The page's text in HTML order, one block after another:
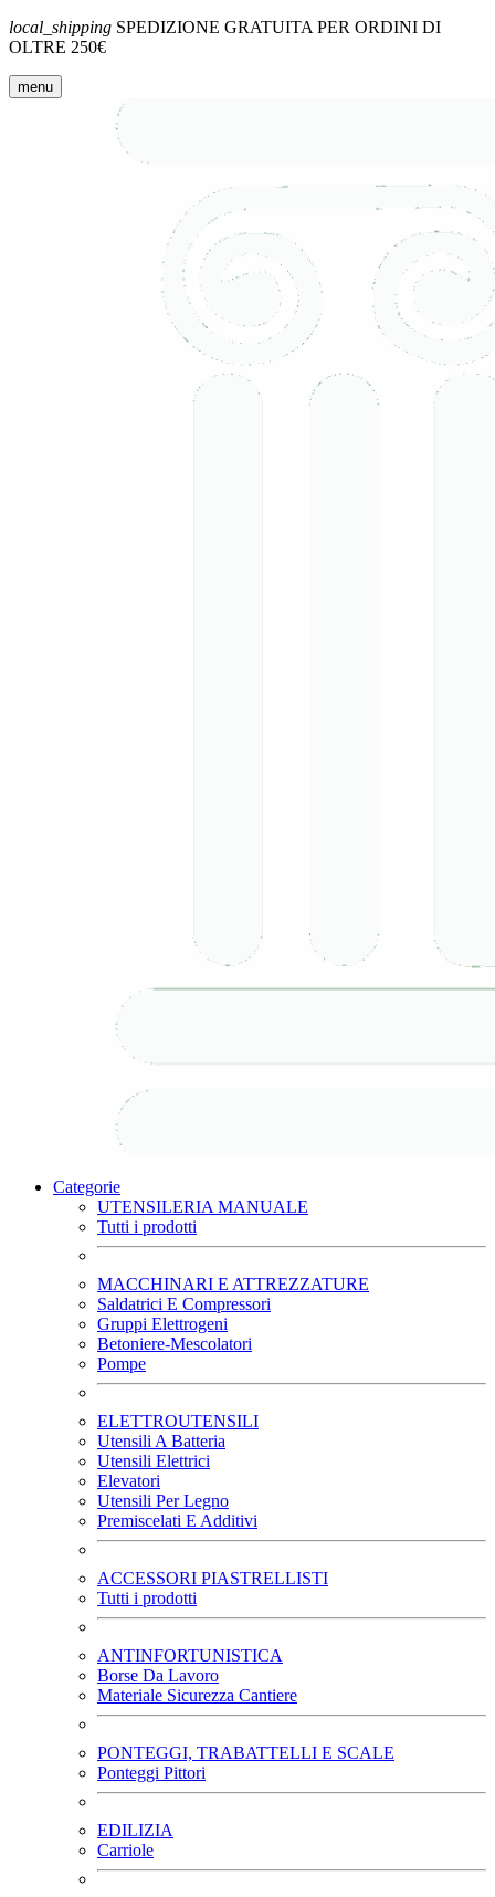
local_shipping SPEDIZIONE GRATUITA PER ORDINI DI
OLTRE 250€
menu
Categorie
UTENSILERIA MANUALE
Tutti i prodotti
MACCHINARI E ATTREZZATURE
Saldatrici E Compressori
Gruppi Elettrogeni
Betoniere-Mescolatori
Pompe
ELETTROUTENSILI
Utensili A Batteria
Utensili Elettrici
Elevatori
Utensili Per Legno
Premiscelati E Additivi
ACCESSORI PIASTRELLISTI
Tutti i prodotti
ANTINFORTUNISTICA
Borse Da Lavoro
Materiale Sicurezza Cantiere
PONTEGGI, TRABATTELLI E SCALE
Ponteggi Pittori
EDILIZIA
Carriole